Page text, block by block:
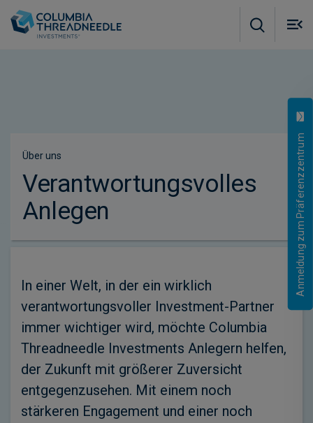
Über uns
Verantwortungsvolles
Anlegen
In einer Welt, in der ein wirklich
verantwortungsvoller Investment-Partner
immer wichtiger wird, möchte Columbia
Threadneedle Investments Anlegern helfen,
der Zukunft mit größerer Zuversicht
entgegenzusehen. Mit einem noch
stärkeren Engagement und einer noch
Anmeldung zum Präferenzzentrum